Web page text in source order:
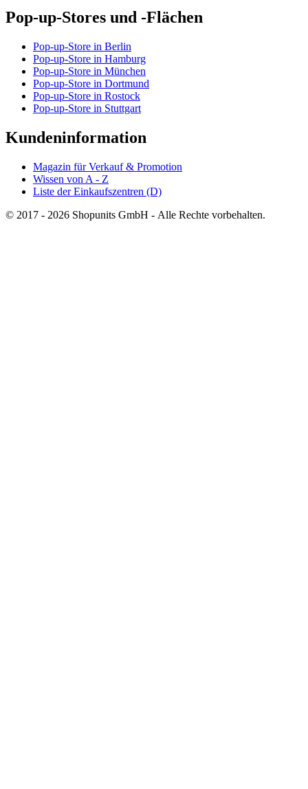
Pop-up-Stores und -Flächen
Pop-up-Store in Berlin
Pop-up-Store in Hamburg
Pop-up-Store in München
Pop-up-Store in Dortmund
Pop-up-Store in Rostock
Pop-up-Store in Stuttgart
Kundeninformation
Magazin für Verkauf & Promotion
Wissen von A - Z
Liste der Einkaufszentren (D)
© 2017 - 2026 Shopunits GmbH - Alle Rechte vorbehalten.